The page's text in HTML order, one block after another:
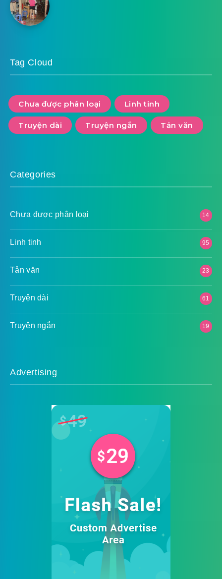
Tag Cloud
Chưa được phân loại Linh tinh
Truyện dài Truyện ngắn Tản văn
Categories
Chưa được phân loại 14
Linh tinh 95
Tản văn 23
Truyện dài 61
Truyện ngắn 19
Advertising